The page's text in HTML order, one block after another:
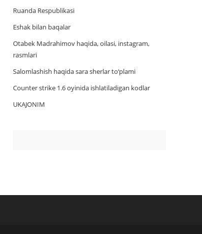
Ruanda Respublikasi
Eshak bilan baqalar
Otabek Madrahimov haqida, oilasi, instagram,
rasmlari
Salomlashish haqida sara sherlar to‘plami
Counter strike 1.6 oyinida ishlatiladigan kodlar
UKAJONIM